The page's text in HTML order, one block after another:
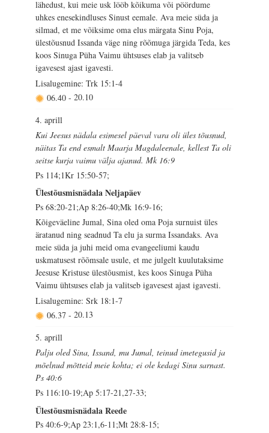
lähedust, kui meie usk lööb kõikuma või pöördume
uhkes enesekindluses Sinust eemale. Ava meie süda ja
silmad, et me võiksime oma elus märgata Sinu Poja,
ülestõusnud Issanda väge ning rõõmuga järgida Teda, kes
koos Sinuga Püha Vaimu ühtsuses elab ja valitseb
igavesest ajast igavesti.
Lisalugemine: Trk 15:1-4
06.40 - 20.10
4. aprill
Kui Jeesus nädala esimesel päeval vara oli üles tõusnud,
näitas Ta end esmalt Maarja Magdaleenale, kellest Ta oli
seitse kurja vaimu välja ajanud. Mk 16:9
Ps 114;1Kr 15:50-57;
Ülestõusmisnädala Neljapäev
Ps 68:20-21;Ap 8:26-40;Mk 16:9-16;
Kõigeväeline Jumal, Sina oled oma Poja surnuist üles
äratanud ning seadnud Ta elu ja surma Issandaks. Ava
meie süda ja juhi meid oma evangeeliumi kaudu
uskmatusest rõõmsale usule, et me julgelt kuulutaksime
Jeesuse Kristuse ülestõusmist, kes koos Sinuga Püha
Vaimu ühtsuses elab ja valitseb igavesest ajast igavesti.
Lisalugemine: Srk 18:1-7
06.37 - 20.13
5. aprill
Palju oled Sina, Issand, mu Jumal, teinud imetegusid ja
mõelnud mõtteid meie kohta; ei ole kedagi Sinu sarnast.
Ps 40:6
Ps 116:10-19;Ap 5:17-21,27-33;
Ülestõusmisnädala Reede
Ps 40:6-9;Ap 23:1,6-11;Mt 28:8-15;